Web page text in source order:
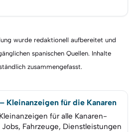
wurde redaktionell aufbereitet und
spanischen Quellen. Inhalte
zusammengefasst.
Kleinanzeigen für die Kanaren
für alle Kanaren-
Fahrzeuge, Dienstleistungen